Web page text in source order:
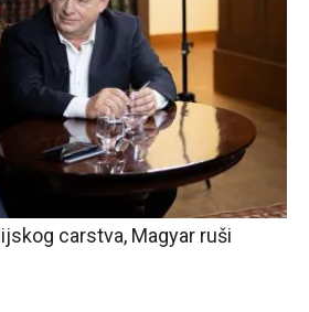
carstva, Magyar ruši